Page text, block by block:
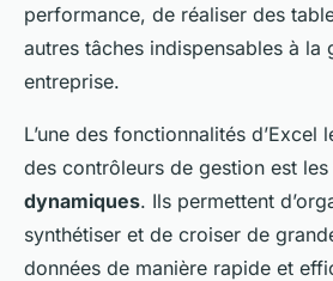
performance, de réaliser des
autres tâches indispensables à la
entreprise.
L’une des fonctionnalités d’Excel
des contrôleurs de gestion est les
dynamiques. Ils permettent
synthétiser et de croiser de
données de manière rapide et